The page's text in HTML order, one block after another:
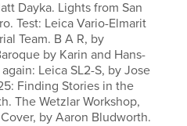
Dayka. Lights from San
Test: Leica Vario-Elmarit
Team. B A R, by
by Karin and Hans-
Leica SL2-S, by Jose
Finding Stories in the
The Wetzlar Workshop,
by Aaron Bludworth.